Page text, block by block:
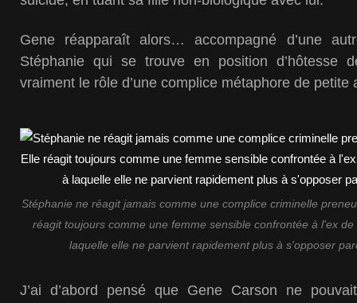
Gene réapparaît alors… accompagné d’une
Stéphanie qui se trouve en position d’hôtesse
vraiment le rôle d’une complice métaphore de petite
Stéphanie ne réagit jamais comme une complice criminelle
réagit toujours comme une femme sensible confrontée à l'ex
laquelle elle ne parvient rapidement plus à s'opposer
J’ai d’abord pensé que Gene Carson ne